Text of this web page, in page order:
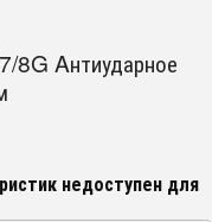
8G Aнтиударное
недоступен для